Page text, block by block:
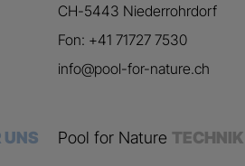
CH-5443 Niederrohrdorf
Fon: +41 71727 7530
info@pool-for-nature.ch
UNS Pool for Nature TECHNIK